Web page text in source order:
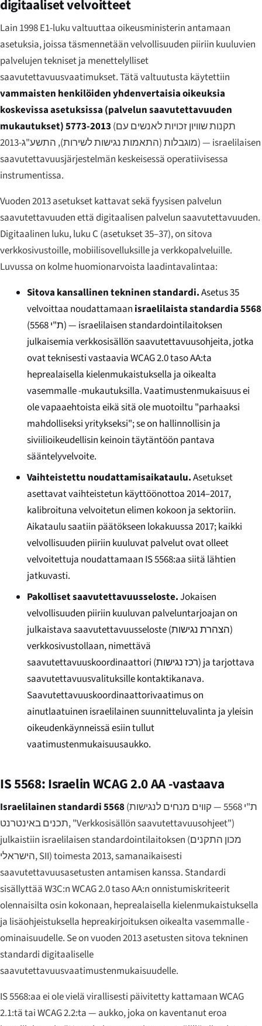
digitaaliset velvoitteet
Lain 1998 E1-luku valtuuttaa oikeusministerin antamaan
asetuksia, joissa täsmennetään velvollisuuden piiriin kuuluvien
palvelujen tekniset ja menettelylliset
saavutettavuusvaatimukset. Tätä valtuutusta käytettiin
vammaisten henkilöiden yhdenvertaisia oikeuksia
koskevissa asetuksissa (palvelun saavutettavuuden
mukautukset) 5773-2013 (תקנות שוויון זכויות לאנשים עם
מוגבלות (התאמות נגישות לשירות), התשע"ג-2013) — israelilaisen
saavutettavuusjärjestelmän keskeisessä operatiivisessa
instrumentissa.
Vuoden 2013 asetukset kattavat sekä fyysisen palvelun
saavutettavuuden että digitaalisen palvelun saavutettavuuden.
Digitaalinen luku, luku C (asetukset 35–37), on sitova
verkkosivustoille, mobiilisovelluksille ja verkkopalveluille.
Luvussa on kolme huomionarvoista laadintavalintaa:
Sitova kansallinen tekninen standardi.Asetus 35
velvoittaa noudattamaan israelilaista standardia 5568
(
ת"י 5568) — israelilaisen standardointilaitoksen
julkaisemia verkkosisällön saavutettavuusohjeita, jotka
ovat teknisesti vastaavia WCAG 2.0 taso AA:ta
heprealaisella kielenmukaistuksella ja oikealta
vasemmalle -mukautuksilla. Vaatimustenmukaisuus ei
ole vapaaehtoista eikä sitä ole muotoiltu "parhaaksi
mahdolliseksi yritykseksi"; se on hallinnollisin ja
siviilioikeudellisin keinoin täytäntöön pantava
sääntelyvelvoite.
Vaihteistettu noudattamisaikataulu.Asetukset
asettavat vaihteistetun käyttöönottoa 2014–2017,
kalibroituna velvoitetun elimen kokoon ja sektoriin.
Aikataulu saatiin päätökseen lokakuussa 2017; kaikki
velvollisuuden piiriin kuuluvat palvelut ovat olleet
velvoitettuja noudattamaan IS 5568:aa siitä lähtien
jatkuvasti.
Pakolliset saavutettavuusseloste.Jokaisen
velvollisuuden piiriin kuuluvan palveluntarjoajan on
julkaistava saavutettavuusseloste (הצהרת נגישות)
verkkosivustollaan, nimettävä
saavutettavuuskoordinaattori (רכז נגישות) ja tarjottava
saavutettavuusvalituksille kontaktikanava.
Saavutettavuuskoordinaattorivaatimus on
ainutlaatuinen israelilainen suunnitteluvalinta ja yleisin
oikeudenkäynneissä esiin tullut
vaatimustenmukaisuusaukko.
IS 5568: Israelin WCAG 2.0 AA -vastaava
Israelilainen standardi 5568(ת"י 5568 — קווים מנחים לנגישות
תכנים באינטרנט, "Verkkosisällön saavutettavuusohjeet")
julkaistiin israelilaisen standardointilaitoksen (מכון התקנים
הישראלי, SII) toimesta 2013, samanaikaisesti
saavutettavuusasetusten antamisen kanssa. Standardi
sisällyttää W3C:n WCAG 2.0 taso AA:n onnistumiskriteerit
olennaisilta osin kokonaan, heprealaisella kielenmukaistuksella
ja lisäohjeistuksella hepreakirjoituksen oikealta vasemmalle -
ominaisuudelle. Se on vuoden 2013 asetusten sitova tekninen
standardi digitaaliselle
saavutettavuusvaatimustenmukaisuudelle.
IS 5568:aa ei ole vielä virallisesti päivitetty kattamaan WCAG
2.1:tä tai WCAG 2.2:ta — aukko, joka on kaventanut eroa